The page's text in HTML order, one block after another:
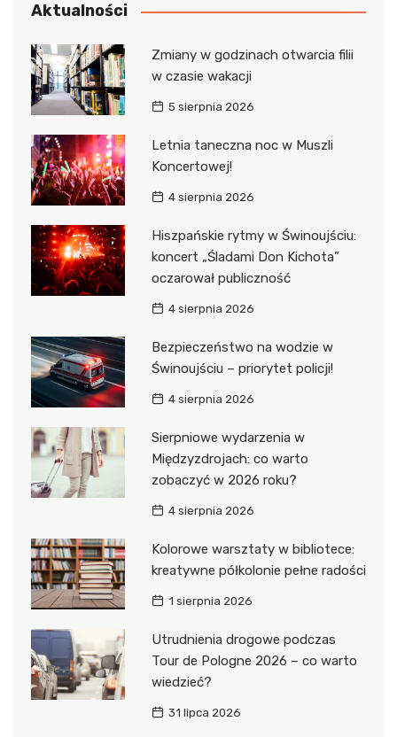
Aktualności
Zmiany w godzinach otwarcia filii
w czasie wakacji
5 sierpnia 2026
Letnia taneczna noc w Muszli
Koncertowej!
4 sierpnia 2026
Hiszpańskie rytmy w Świnoujściu:
koncert „Śladami Don Kichota”
oczarował publiczność
4 sierpnia 2026
Bezpieczeństwo na wodzie w
Świnoujściu – priorytet policji!
4 sierpnia 2026
Sierpniowe wydarzenia w
Międzyzdrojach: co warto
zobaczyć w 2026 roku?
4 sierpnia 2026
Kolorowe warsztaty w bibliotece:
kreatywne półkolonie pełne radości
1 sierpnia 2026
Utrudnienia drogowe podczas
Tour de Pologne 2026 – co warto
wiedzieć?
31 lipca 2026